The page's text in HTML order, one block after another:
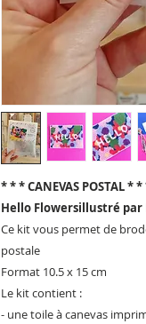
* * * CANEVAS POSTAL *
Hello Flowersillustré par
Ce kit vous permet de
postale
Format 10.5 x 15 cm
Le kit contient :
- une toile à canevas